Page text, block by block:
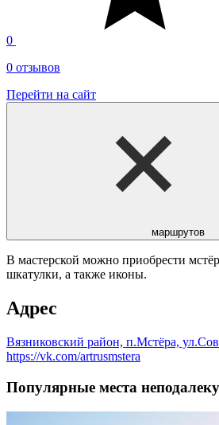
0
0 отзывов
Перейти на сайт
маршрутов
В мастерской можно приобрести
шкатулки, а также иконы.
Адрес
Вязниковский район, п.Мстёра,
https://vk.com/artrusmstera
Популярные места неподалеку